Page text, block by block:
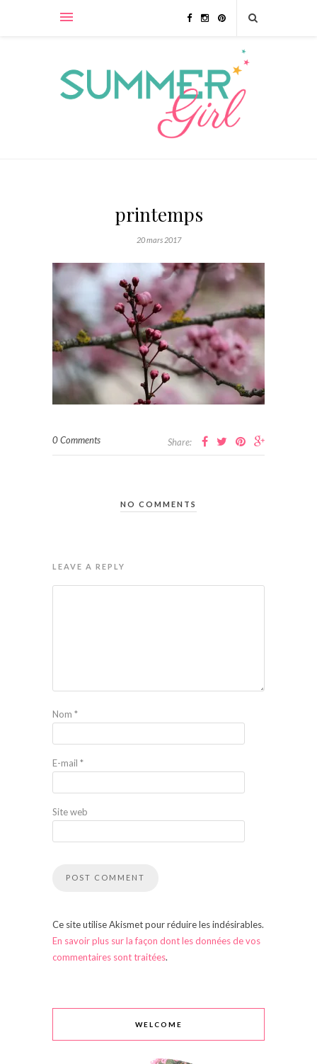
printemps
20 mars 2017
0 Comments Share:
NO COMMENTS
LEAVE A REPLY
Nom *
E-mail *
Site web
Ce site utilise Akismet pour réduire les indésirables.
En savoir plus sur la façon dont les données de vos
commentaires sont traitées.
WELCOME